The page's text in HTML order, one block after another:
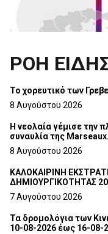
ΡΟΗ
Το χορευτικό των
8 Αυγούστου 2026
Η νεολαία γέμισε την
συναυλία της Marseaux.
8 Αυγούστου 2026
ΚΑΛΟΚΑΙΡΙΝΗ
ΔΗΜΙΟΥΡΓΙΚΟΤΗΤΑΣ
7 Αυγούστου 2026
Τα δρομολόγια των
10-08-2026 έως 16-08-